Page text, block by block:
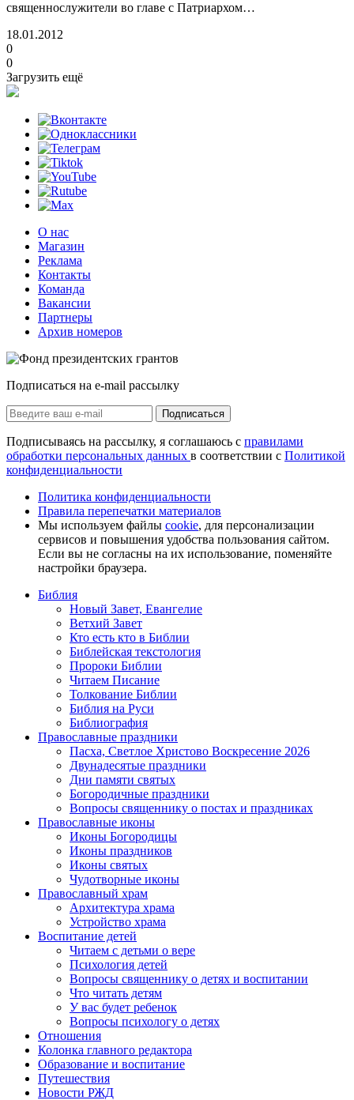
священнослужители во главе с Патриархом…
18.01.2012
0
0
Загрузить ещё
О нас
Магазин
Реклама
Контакты
Команда
Вакансии
Партнеры
Архив номеров
Подписаться на e-mail рассылку
Подписаться
Подписываясь на рассылку, я соглашаюсь с правилами
обработки персональных данных в соответствии с Политикой
конфиденциальности
Политика конфиденциальности
Правила перепечатки материалов
Мы используем файлы cookie, для персонализации
сервисов и повышения удобства пользования сайтом.
Если вы не согласны на их использование, поменяйте
настройки браузера.
Библия
Новый Завет, Евангелие
Ветхий Завет
Кто есть кто в Библии
Библейская текстология
Пророки Библии
Читаем Писание
Толкование Библии
Библия на Руси
Библиография
Православные праздники
Пасха, Светлое Христово Воскресение 2026
Двунадесятые праздники
Дни памяти святых
Богородичные праздники
Вопросы священнику о постах и праздниках
Православные иконы
Иконы Богородицы
Иконы праздников
Иконы святых
Чудотворные иконы
Православный храм
Архитектура храма
Устройство храма
Воспитание детей
Читаем с детьми о вере
Психология детей
Вопросы священнику о детях и воспитании
Что читать детям
У вас будет ребенок
Вопросы психологу о детях
Отношения
Колонка главного редактора
Образование и воспитание
Путешествия
Новости РЖД